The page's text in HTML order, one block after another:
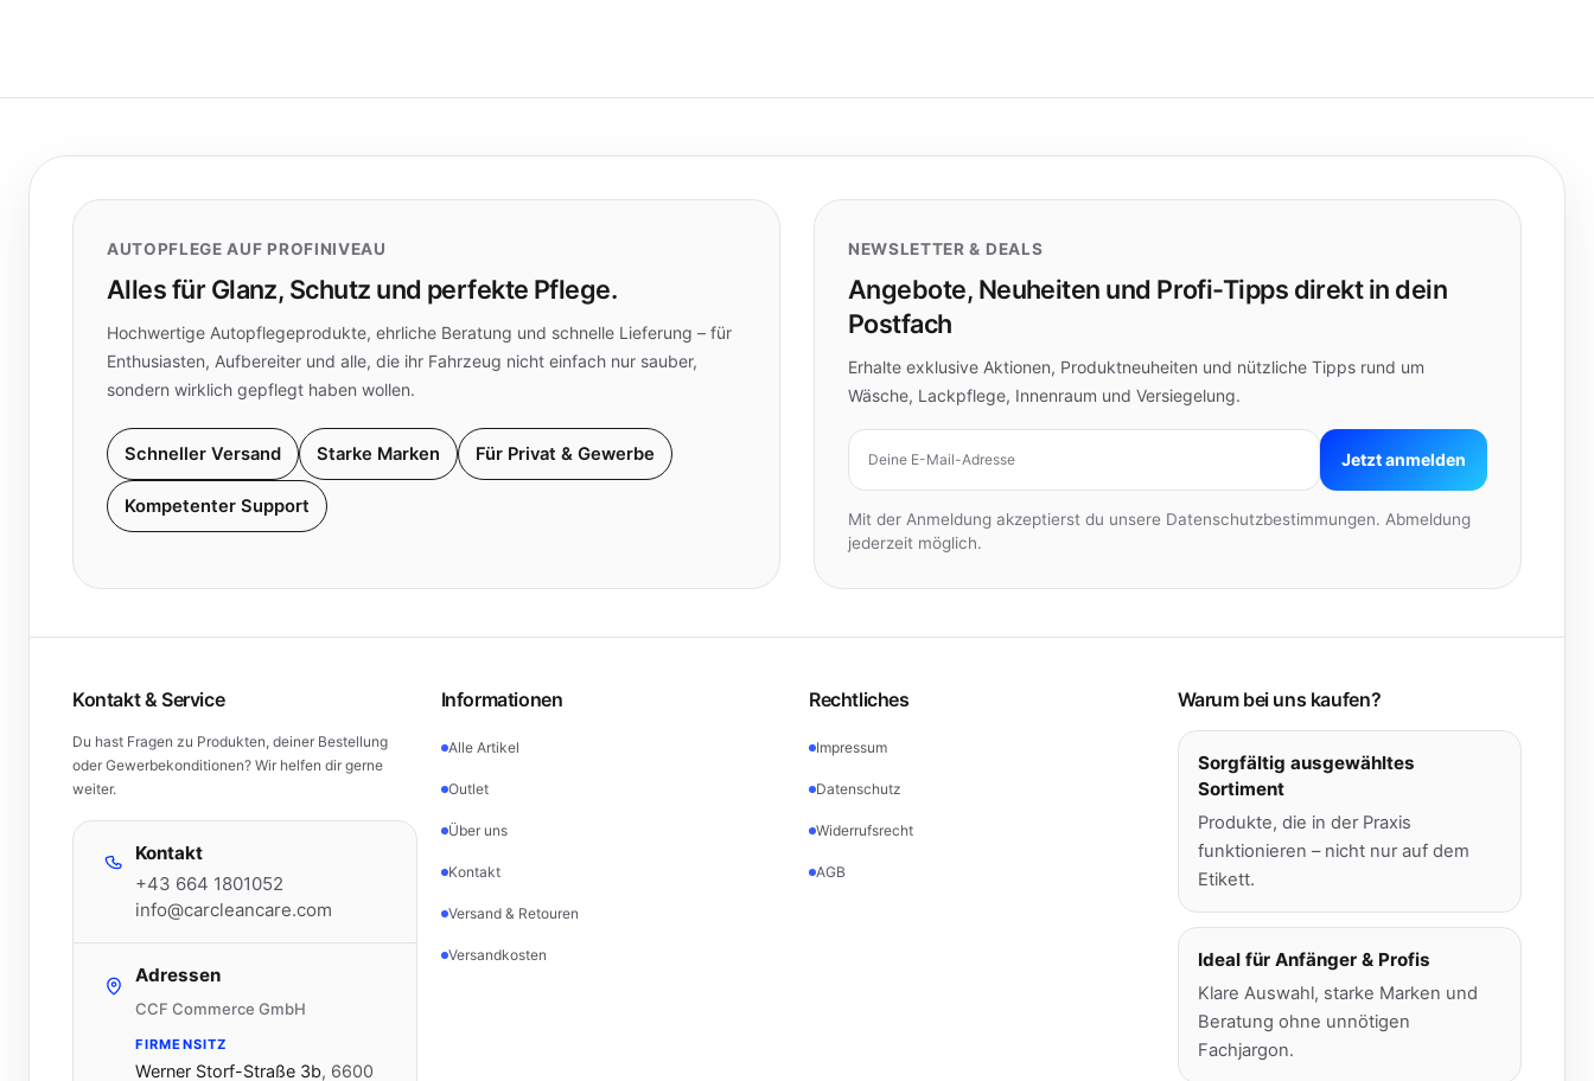
AUTOPFLEGE AUF PROFINIVEAU
Alles für Glanz, Schutz und perfekte Pflege.
Hochwertige Autopflegeprodukte, ehrliche Beratung und schnelle Lieferung – für
Enthusiasten, Aufbereiter und alle, die ihr Fahrzeug nicht einfach nur sauber,
sondern wirklich gepflegt haben wollen.
Schneller Versand Starke Marken Für Privat & Gewerbe
Kompetenter Support
NEWSLETTER & DEALS
Angebote, Neuheiten und Profi-Tipps direkt in dein
Postfach
Erhalte exklusive Aktionen, Produktneuheiten und nützliche Tipps rund um
Wäsche, Lackpflege, Innenraum und Versiegelung.
E-Mail-Adresse
Jetzt anmelden
Mit der Anmeldung akzeptierst du unsere Datenschutzbestimmungen. Abmeldung
jederzeit möglich.
Kontakt & Service
Du hast Fragen zu Produkten, deiner Bestellung
oder Gewerbekonditionen? Wir helfen dir gerne
weiter.
Kontakt
+43 664 1801052
info@carcleancare.com
Adressen
CCF Commerce GmbH
FIRMENSITZ
Werner Storf-Straße 3b, 6600
Informationen
Alle Artikel
Outlet
Über uns
Kontakt
Versand & Retouren
Versandkosten
Rechtliches
Impressum
Datenschutz
Widerrufsrecht
AGB
Warum bei uns kaufen?
Sorgfältig ausgewähltes
Sortiment
Produkte, die in der Praxis
funktionieren – nicht nur auf dem
Etikett.
Ideal für Anfänger & Profis
Klare Auswahl, starke Marken und
Beratung ohne unnötigen
Fachjargon.